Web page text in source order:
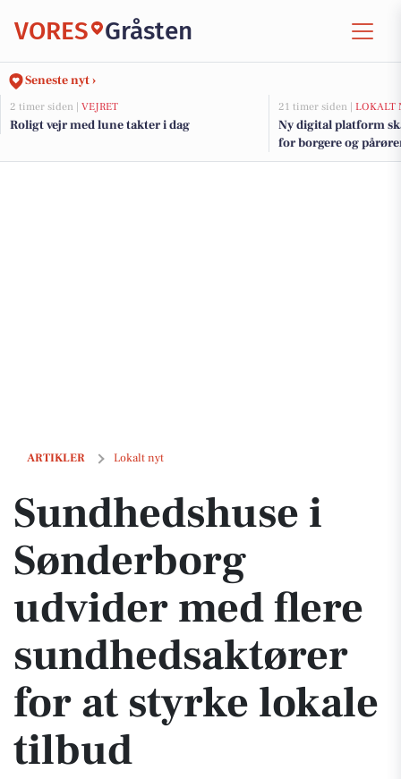
VORES Gråsten
Seneste nyt ›
2 timer siden | VEJRET
Roligt vejr med lune takter i dag
21 timer siden | LOKALT
Ny digital platform
for borgere og
Kommune at følge
ARTIKLER Lokalt nyt
Sundhedshuse i Sønderborg udvider med flere sundhedsaktører
Sundhedshuse i
Sønderborg
udvider med flere
sundhedsaktører
for at styrke lokale
tilbud